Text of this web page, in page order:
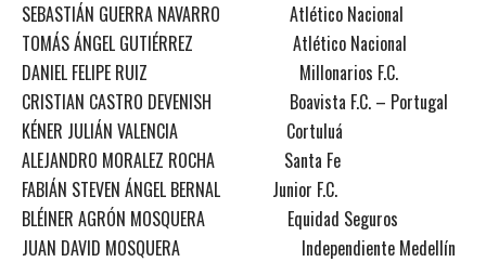
SEBASTIÁN GUERRA NAVARRO Atlético Nacional
TOMÁS ÁNGEL GUTIÉRREZ Atlético Nacional
DANIEL FELIPE RUIZ Millonarios F.C.
CRISTIAN CASTRO DEVENISH Boavista F.C. – Portugal
KÉNER JULIÁN VALENCIA Cortuluá
ALEJANDRO MORALEZ ROCHA Santa Fe
FABIÁN STEVEN ÁNGEL BERNAL Junior F.C.
BLÉINER AGRÓN MOSQUERA Equidad Seguros
JUAN DAVID MOSQUERA Independiente Medellín